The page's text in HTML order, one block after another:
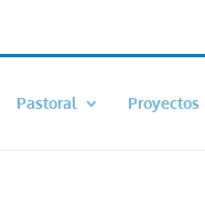
Pastoral Proyectos